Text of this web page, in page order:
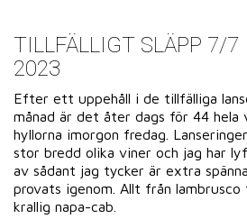
TILLFÄLLIGT SLÄPP 7/7
2023
Efter ett uppehåll i de tillfälliga
månad är det åter dags för 44 hela
hyllorna imorgon fredag.
stor bredd olika viner och jag har
av sådant jag tycker är extra
provats igenom. Allt från
krallig napa-cab.